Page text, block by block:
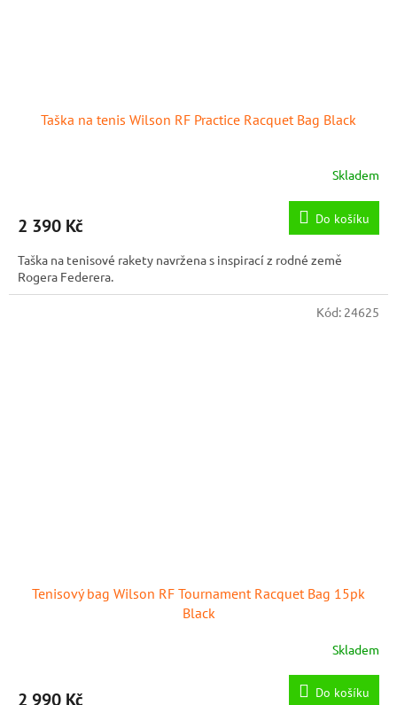
Taška na tenis Wilson RF Practice Racquet Bag Black
Skladem
2 390 Kč Do košíku
Taška na tenisové rakety navržena s inspirací z rodné země
Rogera Federera.
Tenisový bag Wilson RF Tournament Racquet Bag 15pk
Black
Skladem
2 990 Kč Do košíku
Kód: 24625